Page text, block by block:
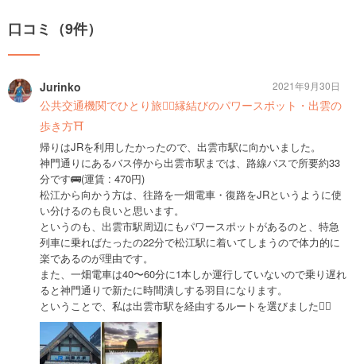
口コミ（9件）
Jurinko
公共交通機関でひとり旅🚶‍♀️縁結びのパワースポット・出雲の
歩き方⛩
帰りはJRを利用したかったので、出雲市駅に向かいました。
神門通りにあるバス停から出雲市駅までは、路線バスで所要約33
分です🚌(運賃 : 470円)
松江から向かう方は、往路を一畑電車・復路をJRというように使
い分けるのも良いと思います。
というのも、出雲市駅周辺にもパワースポットがあるのと、特急
列車に乗ればたったの22分で松江駅に着いてしまうので体力的に
楽であるのが理由です。
また、一畑電車は40〜60分に1本しか運行していないので乗り遅れ
ると神門通りで新たに時間潰しする羽目になります。
ということで、私は出雲市駅を経由するルートを選びました🙋‍♀️
2021年9月30日